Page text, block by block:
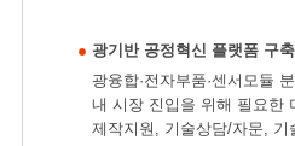
광기반 공정혁신 플랫폼 구
광융합·전자부품·센서모듈
내 시장 진입을 위해 필요한
제작지원, 기술상담/자문, 기